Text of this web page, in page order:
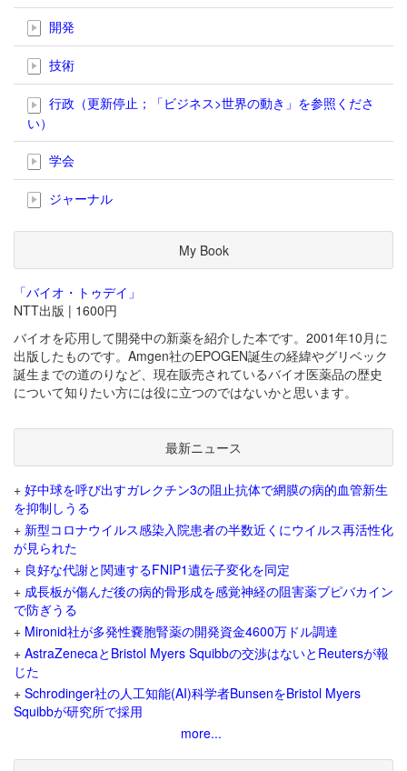
開発
技術
行政（更新停止；「ビジネス>世界の動き」を参照くださ
い）
学会
ジャーナル
My Book
「バイオ・トゥデイ」
NTT出版 | 1600円
バイオを応用して開発中の新薬を紹介した本です。2001年10月に
出版したものです。Amgen社のEPOGEN誕生の経緯やグリベック
誕生までの道のりなど、現在販売されているバイオ医薬品の歴史
について知りたい方には役に立つのではないかと思います。
最新ニュース
+ 好中球を呼び出すガレクチン3の阻止抗体で網膜の病的血管新生
を抑制しうる
+ 新型コロナウイルス感染入院患者の半数近くにウイルス再活性化
が見られた
+ 良好な代謝と関連するFNIP1遺伝子変化を同定
+ 成長板が傷んだ後の病的骨形成を感覚神経の阻害薬ブピバカイン
で防ぎうる
+ Mironid社が多発性嚢胞腎薬の開発資金4600万ドル調達
+ AstraZenecaとBristol Myers Squibbの交渉はないとReutersが報
じた
+ Schrodinger社の人工知能(AI)科学者BunsenをBristol Myers
Squibbが研究所で採用
more...